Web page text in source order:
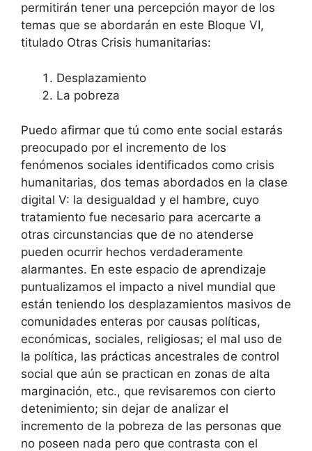
permitirán tener una percepción mayor de los
temas que se abordarán en este Bloque VI,
titulado Otras Crisis humanitarias:
Desplazamiento
La pobreza
Puedo afirmar que tú como ente social estarás
preocupado por el incremento de los
fenómenos sociales identificados como crisis
humanitarias, dos temas abordados en la clase
digital V: la desigualdad y el hambre, cuyo
tratamiento fue necesario para acercarte a
otras circunstancias que de no atenderse
pueden ocurrir hechos verdaderamente
alarmantes. En este espacio de aprendizaje
puntualizamos el impacto a nivel mundial que
están teniendo los desplazamientos masivos de
comunidades enteras por causas políticas,
económicas, sociales, religiosas; el mal uso de
la política, las prácticas ancestrales de control
social que aún se practican en zonas de alta
marginación, etc., que revisaremos con cierto
detenimiento; sin dejar de analizar el
incremento de la pobreza de las personas que
no poseen nada pero que contrasta con el